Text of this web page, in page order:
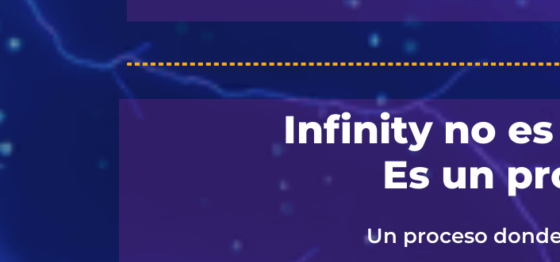
Infinity no
Es un
Un proceso